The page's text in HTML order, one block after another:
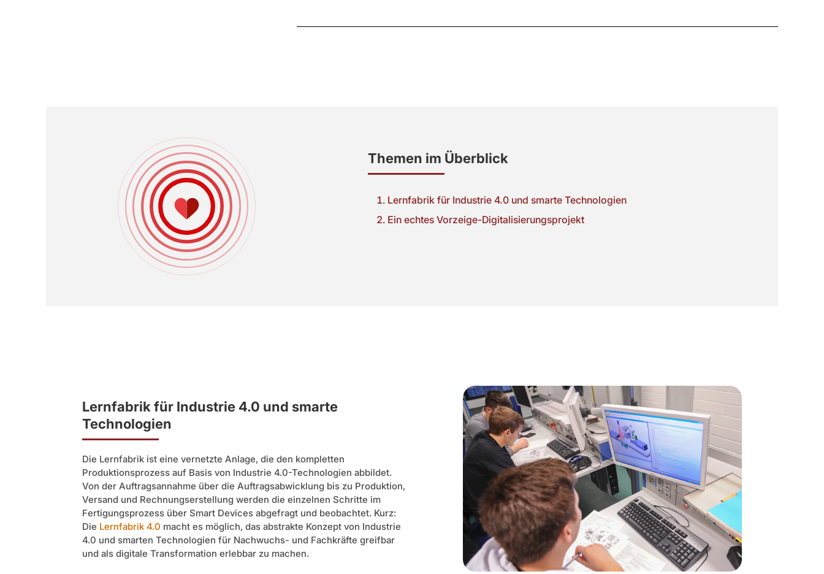
Themen im Überblick
Lernfabrik für Industrie 4.0 und smarte Technologien
Ein echtes Vorzeige-Digitalisierungsprojekt
Lernfabrik für Industrie 4.0 und smarte
Technologien
Die Lernfabrik ist eine vernetzte Anlage, die den kompletten
Produktionsprozess auf Basis von Industrie 4.0-Technologien abbildet.
Von der Auftragsannahme über die Auftragsabwicklung bis zu Produktion,
Versand und Rechnungserstellung werden die einzelnen Schritte im
Fertigungsprozess über Smart Devices abgefragt und beobachtet. Kurz:
Die Lernfabrik 4.0 macht es möglich, das abstrakte Konzept von Industrie
4.0 und smarten Technologien für Nachwuchs- und Fachkräfte greifbar
und als digitale Transformation erlebbar zu machen.